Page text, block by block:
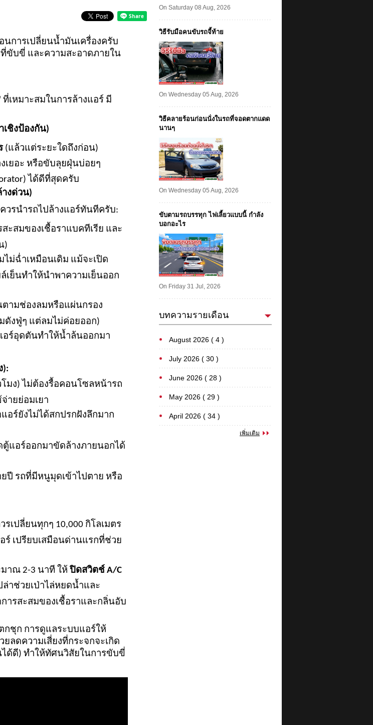
การเปลี่ยนน้ำมันเครื่องครับ
ขับขี่ และความสะอาดภายใน
ที่เหมาะสมในการล้างแอร์ มี
เชิงป้องกัน)
(แล้วแต่ระยะใดถึงก่อน)
เยอะ หรือขับลุยฝุ่นบ่อยๆ
ได้ดีที่สุดครับ
งด่วน)
วรนำรถไปล้างแอร์ทันทีครับ:
สะสมของเชื้อราแบคทีเรีย และ
)
ไม่ฉ่ำเหมือนเดิม แม้จะเปิด
เย็นทำให้นำพาความเย็นออก
ามช่องลมหรือแผ่นกรอง
ดังฟู่ๆ แต่ลมไม่ค่อยออก)
อร์อุดตันทำให้น้ำล้นออกมา
):
โมง) ไม่ต้องรื้อคอนโซลหน้ารถ
ายย่อมเยา
อร์ยังไม่ได้สกปรกฝังลึกมาก
ตู้แอร์ออกมาขัดล้างภายนอกได้
ยปี รถที่มีหนูมุดเข้าไปตาย หรือ
รเปลี่ยนทุกๆ 10,000 กิโลเมตร
ร์ เปรียบเสมือนด่านแรกที่ช่วย
มาณ 2-3 นาที ให้ ปิดสวิตช์ A/C
ล่าช่วยเป่าไล่หยดน้ำและ
ารสะสมของเชื้อราและกลิ่นอับ
ชุก การดูแลระบบแอร์ให้
ลดความเสี่ยงที่กระจกจะเกิด
ด้ดี) ทำให้ทัศนวิสัยในการขับขี่
On Saturday 08 Aug, 2026
วิธีรับมือคนขับรถจี้ท้าย
On Wednesday 05 Aug, 2026
วิธีคลายร้อนก่อนนั่งในรถที่จอดตากแดด
นานๆ
On Wednesday 05 Aug, 2026
ขับตามรถบรรทุก ไฟเลี้ยวแบบนี้ กำลัง
บอกอะไร
On Friday 31 Jul, 2026
บทความรายเดือน
August 2026 ( 4 )
July 2026 ( 30 )
June 2026 ( 28 )
May 2026 ( 29 )
April 2026 ( 34 )
เพิ่มเติม